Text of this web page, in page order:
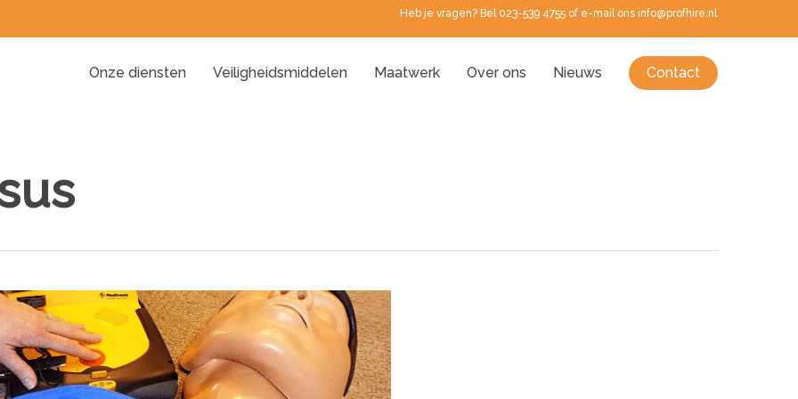
Heb je vragen? Bel 023-539 4755 of e-mail ons info@profhire.nl
Onze diensten Veiligheidsmiddelen Maatwerk Over ons Nieuws Contact